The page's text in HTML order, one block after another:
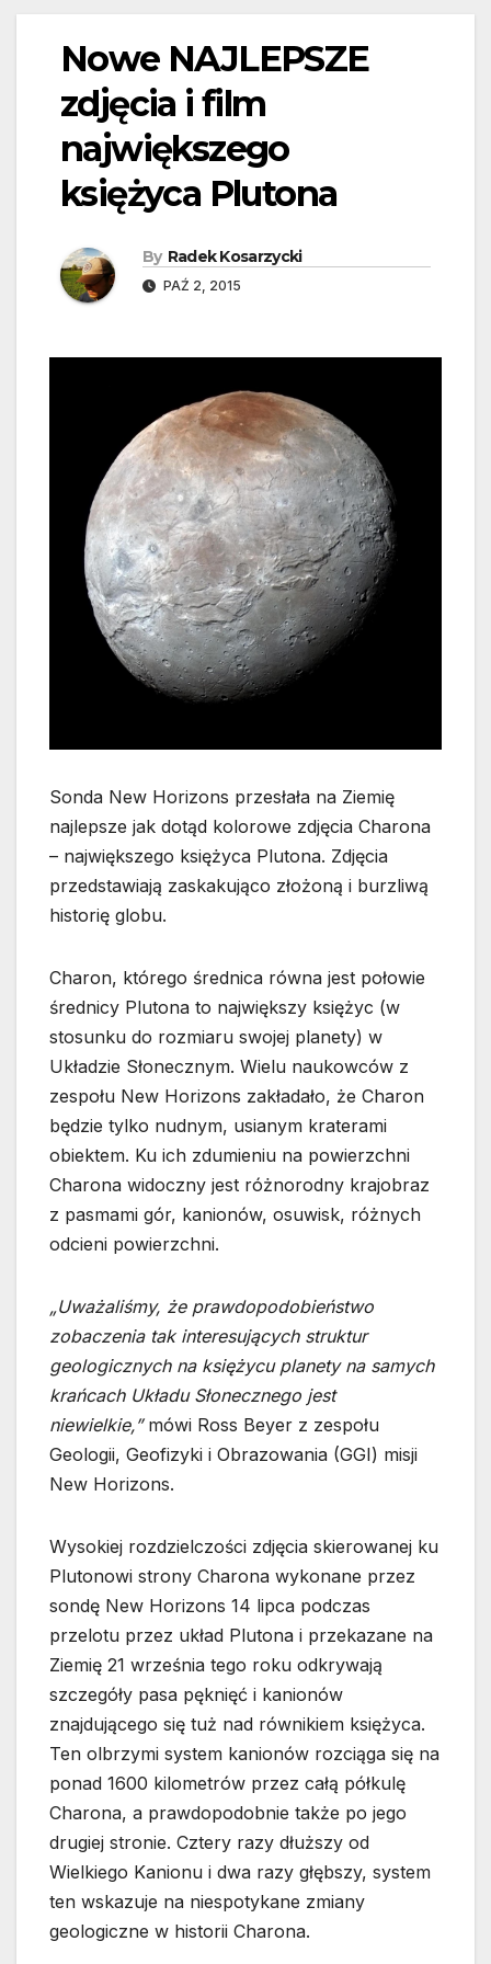
Nowe NAJLEPSZE
zdjęcia i film
największego
księżyca Plutona
By Radek Kosarzycki
PAŹ 2, 2015
Sonda New Horizons przesłała na Ziemię
najlepsze jak dotąd kolorowe zdjęcia Charona
– największego księżyca Plutona. Zdjęcia
przedstawiają zaskakująco złożoną i burzliwą
historię globu.
Charon, którego średnica równa jest połowie
średnicy Plutona to największy księżyc (w
stosunku do rozmiaru swojej planety) w
Układzie Słonecznym. Wielu naukowców z
zespołu New Horizons zakładało, że Charon
będzie tylko nudnym, usianym kraterami
obiektem. Ku ich zdumieniu na powierzchni
Charona widoczny jest różnorodny krajobraz
z pasmami gór, kanionów, osuwisk, różnych
odcieni powierzchni.
„Uważaliśmy, że prawdopodobieństwo
zobaczenia tak interesujących struktur
geologicznych na księżycu planety na samych
krańcach Układu Słonecznego jest
niewielkie,” mówi Ross Beyer z zespołu
Geologii, Geofizyki i Obrazowania (GGI) misji
New Horizons.
Wysokiej rozdzielczości zdjęcia skierowanej ku
Plutonowi strony Charona wykonane przez
sondę New Horizons 14 lipca podczas
przelotu przez układ Plutona i przekazane na
Ziemię 21 września tego roku odkrywają
szczegóły pasa pęknięć i kanionów
znajdującego się tuż nad równikiem księżyca.
Ten olbrzymi system kanionów rozciąga się na
ponad 1600 kilometrów przez całą półkulę
Charona, a prawdopodobnie także po jego
drugiej stronie. Cztery razy dłuższy od
Wielkiego Kanionu i dwa razy głębszy, system
ten wskazuje na niespotykane zmiany
geologiczne w historii Charona.